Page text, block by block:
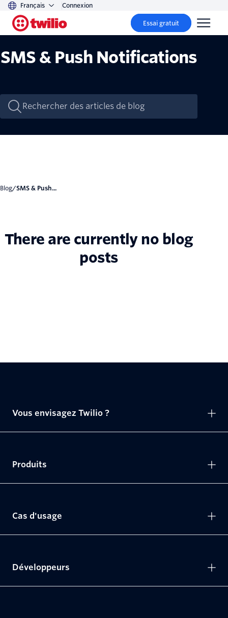
Français Connexion
Essai gratuit
SMS & Push Notifications
Blog/ SMS & Push...
There are currently no blog
posts
Vous envisagez Twilio ?
Produits
Cas d'usage
Développeurs